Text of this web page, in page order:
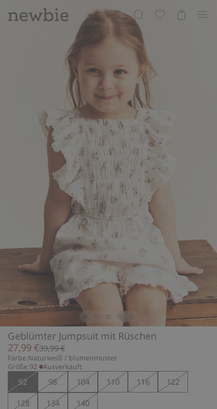
Geblümter Jumpsuit mit Rüschen
27,99 €39,99 €
Farbe:Naturweiß / blumenmuster
Größe:92 Ausverkauft
92 98 104 110 116
122
128
134 140